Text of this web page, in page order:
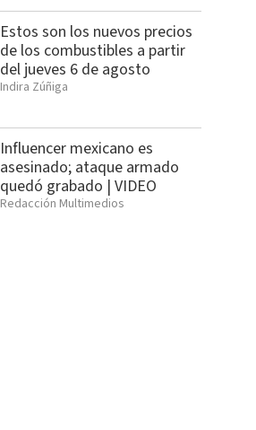
Estos son los nuevos precios
de los combustibles a partir
del jueves 6 de agosto
Indira Zúñiga
Influencer mexicano es
asesinado; ataque armado
quedó grabado | VIDEO
Redacción Multimedios